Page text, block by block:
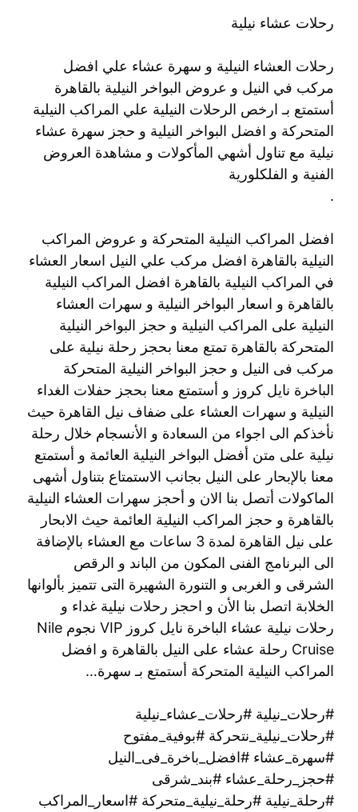
رحلات عشاء نيلية
رحلات العشاء النيلية و سهرة عشاء علي افضل
مركب في النيل و عروض البواخر النيلية بالقاهرة
أستمتع بـ ارخص الرحلات النيلية علي المراكب النيلية
المتحركة و افضل البواخر النيلية و حجز سهرة عشاء
نيلية مع تناول أشهي المأكولات و مشاهدة العروض
الفنية و الفلكلورية
.
افضل المراكب النيلية المتحركة و عروض المراكب
النيلية بالقاهرة افضل مركب علي النيل اسعار العشاء
في المراكب النيلية بالقاهرة افضل المراكب النيلية
بالقاهرة و اسعار البواخر النيلية و سهرات العشاء
النيلية على المراكب النيلية و حجز البواخر النيلية
المتحركة بالقاهرة تمتع معنا بحجز رحلة نيلية على
مركب فى النيل و حجز البواخر النيلية المتحركة
الباخرة نايل كروز و أستمتع معنا بحجز حفلات الغداء
النيلية و سهرات العشاء على ضفاف نيل القاهرة حيث
نأخذكم الى اجواء من السعادة و الأنسجام خلال رحلة
نيلية على متن أفضل البواخر النيلية العائمة و أستمتع
معنا بالإبحار على النيل بجانب الاستمتاع بتناول أشهى
الماكولات أتصل بنا الان و أحجز سهرات العشاء النيلية
بالقاهرة و حجز المراكب النيلية العائمة حيث الابحار
على نيل القاهرة لمدة 3 ساعات مع العشاء بالإضافة
الى البرنامج الفنى المكون من الباند و الرقص
الشرقى و الغربى و التنورة الشهيرة التى تتميز بألوانها
الخلابة اتصل بنا الأن و احجز رحلات نيلية غداء و
رحلات نيلية عشاء الباخرة نايل كروز VIP نجوم Nile
Cruise رحلة عشاء على النيل بالقاهرة و افضل
المراكب النيلية المتحركة أستمتع بـ سهرة…
#رحلات_نيلية #رحلات_عشاء_نيلية
#رحلات_نيلية_نتحركة #بوفية_مفتوح
#سهرة_عشاء #افضل_باخرة_فى_النيل
#حجز_رحلة_عشاء #بند_شرقى
#رحلة_نيلية #رحلة_نيلية_متحركة #اسعار_المراكب